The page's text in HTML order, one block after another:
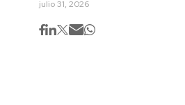
julio 31, 2026